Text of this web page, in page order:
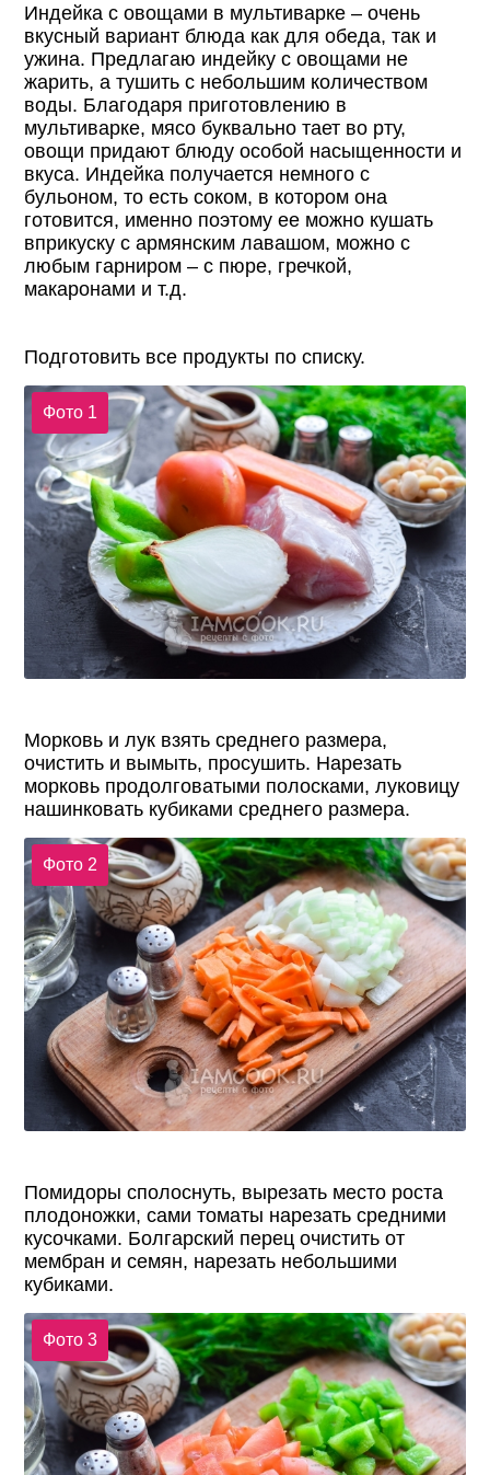
Индейка с овощами в мультиварке – очень
вкусный вариант блюда как для обеда, так и
ужина. Предлагаю индейку с овощами не
жарить, а тушить с небольшим количеством
воды. Благодаря приготовлению в
мультиварке, мясо буквально тает во рту,
овощи придают блюду особой насыщенности и
вкуса. Индейка получается немного с
бульоном, то есть соком, в котором она
готовится, именно поэтому ее можно кушать
вприкуску с армянским лавашом, можно с
любым гарниром – с пюре, гречкой,
макаронами и т.д.
Подготовить все продукты по списку.
Фото 1
Морковь и лук взять среднего размера,
очистить и вымыть, просушить. Нарезать
морковь продолговатыми полосками, луковицу
нашинковать кубиками среднего размера.
Фото 2
Помидоры сполоснуть, вырезать место роста
плодоножки, сами томаты нарезать средними
кусочками. Болгарский перец очистить от
мембран и семян, нарезать небольшими
кубиками.
Фото 3